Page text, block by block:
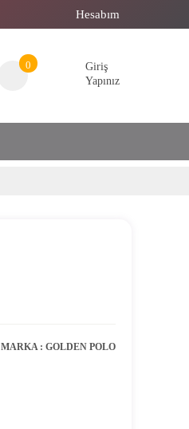
Hesabım
0
Giriş
Yapınız
MARKA : GOLDEN POLO